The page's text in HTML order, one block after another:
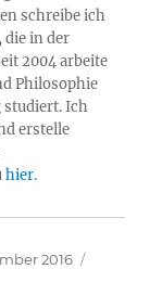
schreibe ich
die in der
2004 arbeite
Philosophie
studiert. Ich
erstelle
hier.
2016